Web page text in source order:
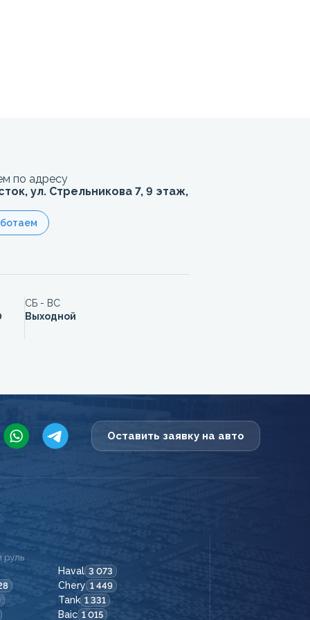
по адресу
ул. Стрельникова 7, 9 этаж,
СБ - ВС
Выходной
Оставить заявку на авто
руль
Haval 3 073
Chery 1 449
Tank 1 331
Baic 1 015